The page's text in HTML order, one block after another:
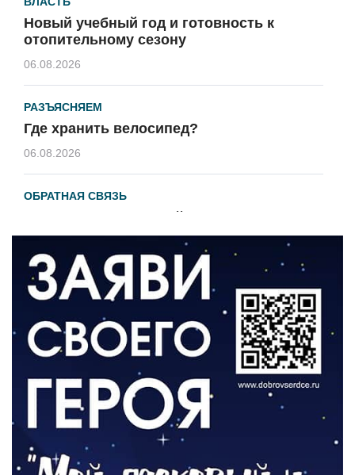
Новый учебный год и готовность к
отопительному сезону
06.08.2026
РАЗЪЯСНЯЕМ
Где хранить велосипед?
06.08.2026
ОБРАТНАЯ СВЯЗЬ
Администрация онлайн
ВЛАСТЬ
День памяти и «Симфония народов»
06.08.2026
Новый настил на экотропе
05.08.2026